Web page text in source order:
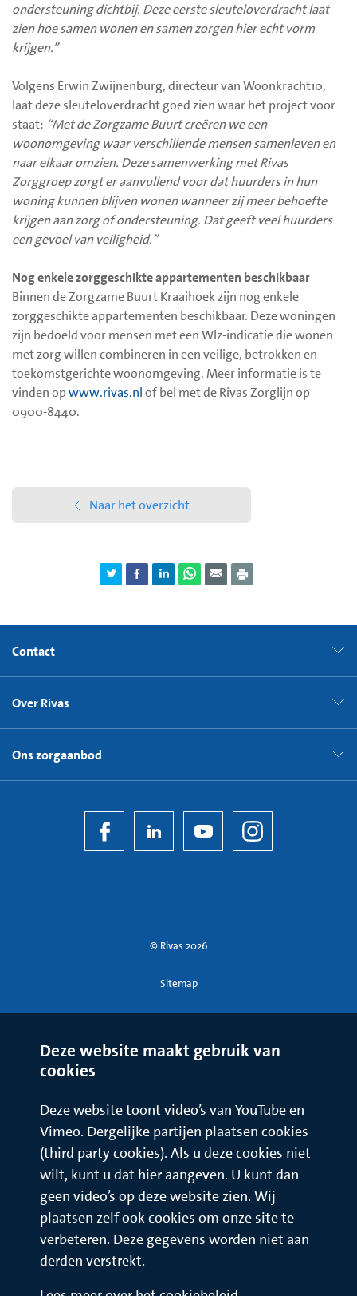
ondersteuning dichtbij. Deze eerste sleuteloverdracht laat
zien hoe samen wonen en samen zorgen hier echt vorm
krijgen.”
Volgens Erwin Zwijnenburg, directeur van Woonkracht10,
laat deze sleuteloverdracht goed zien waar het project voor
staat: “Met de Zorgzame Buurt creëren we een
woonomgeving waar verschillende mensen samenleven en
naar elkaar omzien. Deze samenwerking met Rivas
Zorggroep zorgt er aanvullend voor dat huurders in hun
woning kunnen blijven wonen wanneer zij meer behoefte
krijgen aan zorg of ondersteuning. Dat geeft veel huurders
een gevoel van veiligheid.”
Nog enkele zorggeschikte appartementen beschikbaar
Binnen de Zorgzame Buurt Kraaihoek zijn nog enkele
zorggeschikte appartementen beschikbaar. Deze woningen
zijn bedoeld voor mensen met een Wlz-indicatie die wonen
met zorg willen combineren in een veilige, betrokken en
toekomstgerichte woonomgeving. Meer informatie is te
vinden opwww.rivas.nlof bel met de Rivas Zorglijn op
0900-8440.
Naar het overzicht
Contact
Over Rivas
Ons zorgaanbod
© Rivas 2026
Sitemap
Deze website maakt gebruik van
cookies
Deze website toont video’s van YouTube en
Vimeo. Dergelijke partijen plaatsen cookies
(third party cookies). Als u deze cookies niet
wilt, kunt u dat hier aangeven. U kunt dan
geen video’s op deze website zien. Wij
plaatsen zelf ook cookies om onze site te
verbeteren. Deze gegevens worden niet aan
derden verstrekt.